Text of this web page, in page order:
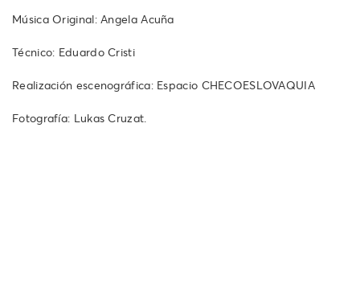
Música Original: Angela Acuña
Técnico: Eduardo Cristi
Realización escenográfica: Espacio CHECOESLOVAQUIA
Fotografía: Lukas Cruzat.